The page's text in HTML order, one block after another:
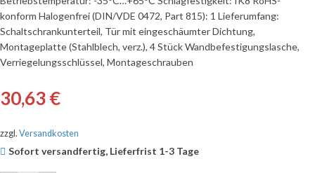
konform Halogenfrei (DIN/VDE 0472, Part 815): 1 Lieferumfang:
Schaltschrankunterteil, Tür mit eingeschäumter Dichtung,
Montageplatte (Stahlblech, verz.), 4 Stück Wandbefestigungslasche,
Verriegelungsschlüssel, Montageschrauben
30,63€
zzgl. Versandkosten
Sofort versandfertig, Lieferfrist 1-3 Tage